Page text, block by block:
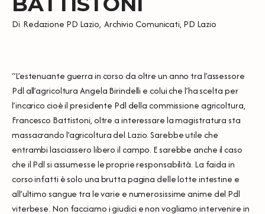
Di Redazione PD Lazio, Archivio Comunicati, PD Lazio
“L’estenuante guerra in corso da oltre un anno tra l’assessore
Pdl all’agricoltura Angela Birindelli e colui che l’ha scelta per
l’incarico cioè il presidente Pdl della commissione agricoltura,
Francesco Battistoni, oltre a interessare la magistratura sta
massacrando l’agricoltura del Lazio. Sarebbe utile che
entrambi lasciassero libero il campo. E sarebbe anche il caso
che il Pdl si assumesse le proprie responsabilità. La faida in
corso infatti è solo una brutta pagina delle lotte intestine e
all’ultimo sangue tra le varie e numerosissime anime del Pdl
viterbese. Non facciamo i giudici e non vogliamo intervenire in